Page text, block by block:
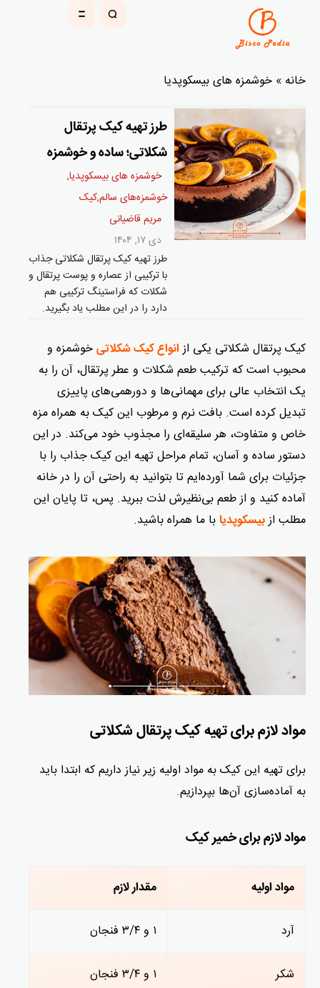
خانه » خوشمزه های بیسکوپدیا
طرز تهیه کیک پرتقال
شکلاتی؛ ساده و خوشمزه
خوشمزه های بیسکوپدیا,
خوشمزه‌‌های سالم,کیک
مریم قاضیانی
دی ۱۷, ۱۴۰۴
طرز تهیه کیک پرتقال شکلاتی جذاب
با ترکیبی از عصاره و پوست پرتقال و
شکلات که فراستینگ ترکیبی هم
دارد را در این مطلب یاد بگیرید.
کیک پرتقال شکلاتی یکی ازانواع کیک شکلاتی خوشمزه و
محبوب است که ترکیب طعم شکلات و عطر پرتقال، آن را به
یک انتخاب عالی برای مهمانی‌ها و دورهمی‌های پاییزی
تبدیل کرده است. بافت نرم و مرطوب این کیک به همراه مزه
خاص و متفاوت، هر سلیقه‌ای را مجذوب خود می‌کند. در این
دستور ساده و آسان، تمام مراحل تهیه این کیک جذاب را با
جزئیات برای شما آورده‌ایم تا بتوانید به‌ راحتی آن را در خانه
آماده کنید و از طعم بی‌نظیرش لذت ببرید. پس، تا پایان این
مطلب ازبیسکوپدیا با ما همراه باشید.
مواد لازم برای تهیه کیک پرتقال شکلاتی
برای تهیه این کیک به مواد اولیه زیر نیاز داریم که ابتدا باید
به آماده‌سازی آن‌ها بپردازیم.
مواد لازم برای خمیر کیک
مواد اولیه مقدار لازم
آرد ۱ و ۳/۴ فنجان
شکر ۱ و ۳/۴ فنجان